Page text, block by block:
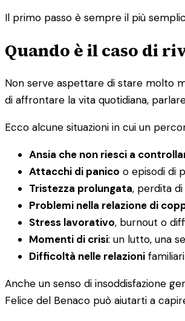
Il primo passo è sempre il più
Quando è il caso di
Non serve aspettare di stare molto
di affrontare la vita quotidiana,
Ecco alcune situazioni in cui un
Ansia che non riesci a
Attacchi di panico o episodi di
Tristezza prolungata, perdita
Problemi nella relazione di
Stress lavorativo, burnout o
Momenti di crisi: un lutto, una
Difficoltà nelle relazioni
Anche un senso di insoddisfazione
Felice del Benaco può aiutarti a